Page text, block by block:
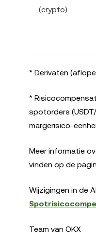
(crypto)
* Derivaten
*
spotorders
margerisico-
Meer informatie
vinden op de
Wijzigingen in de
Team van OKX